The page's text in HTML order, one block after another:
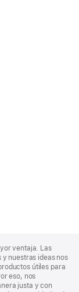
ventaja. Las
nuestras ideas nos
útiles para
eso, nos
justa y con